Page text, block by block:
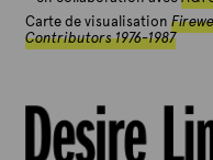
Carte de visualisation
Contributors 1976-1987